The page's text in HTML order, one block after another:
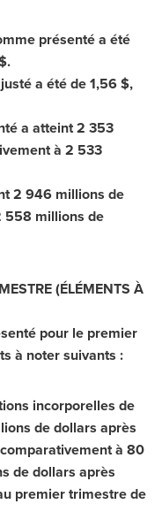
présenté a été
a été de 1,56 $,
a atteint 2 353
à 2 533
2 946 millions de
558 millions de
(ÉLÉMENTS À
pour le premier
à noter suivants :
incorporelles de
de dollars après
à 80
de dollars après
premier trimestre de